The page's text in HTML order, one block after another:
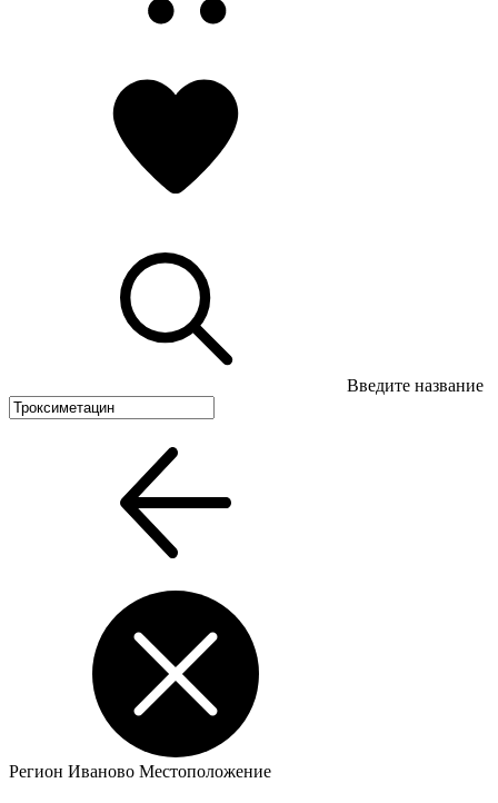
Введите название
Регион Иваново Местоположение